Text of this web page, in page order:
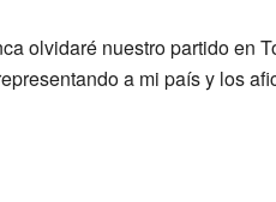
olvidaré nuestro partido en
a mi país y los